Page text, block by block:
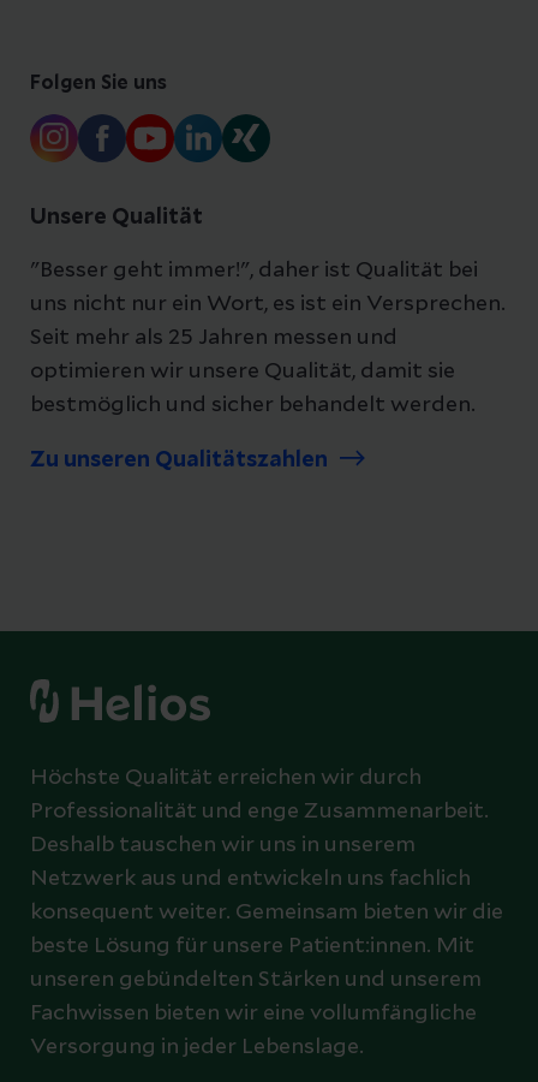
Folgen Sie uns
Unsere Qualität
"Besser geht immer!", daher ist Qualität bei
uns nicht nur ein Wort, es ist ein Versprechen.
Seit mehr als 25 Jahren messen und
optimieren wir unsere Qualität, damit sie
bestmöglich und sicher behandelt werden.
Zu unseren Qualitätszahlen
Höchste Qualität erreichen wir durch
Professionalität und enge Zusammenarbeit.
Deshalb tauschen wir uns in unserem
Netzwerk aus und entwickeln uns fachlich
konsequent weiter. Gemeinsam bieten wir die
beste Lösung für unsere Patient:innen. Mit
unseren gebündelten Stärken und unserem
Fachwissen bieten wir eine vollumfängliche
Versorgung in jeder Lebenslage.